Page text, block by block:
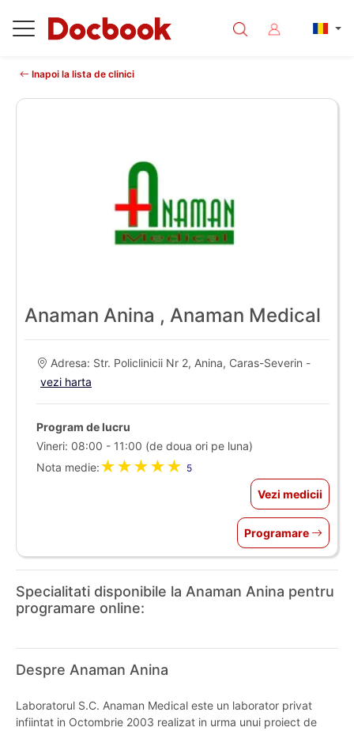
Inapoi la lista de clinici
Anaman Anina , Anaman Medical
Adresa: Str. Policlinicii Nr 2, Anina, Caras-Severin -
vezi harta
Program de lucru
Vineri: 08:00 - 11:00 (de doua ori pe luna)
Nota medie:★★★★★ 5
Vezi medicii
Programare
Specialitati disponibile la Anaman Anina pentru
programare online:
Despre Anaman Anina
Laboratorul S.C. Anaman Medical este un laborator privat
infiintat in Octombrie 2003 realizat in urma unui proiect de